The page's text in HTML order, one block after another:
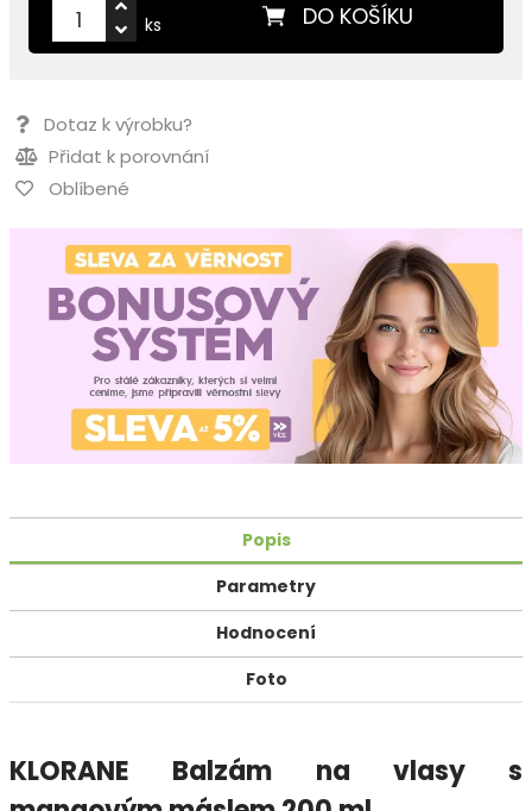
DO KOŠÍKU
ks
Dotaz k výrobku?
Přidat k porovnání
Oblíbené
Popis
Parametry
Hodnocení
Foto
KLORANE Balzám na vlasy s